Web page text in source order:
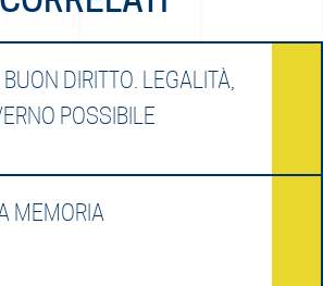
DIRITTO. LEGALITÀ,
POSSIBILE
MEMORIA